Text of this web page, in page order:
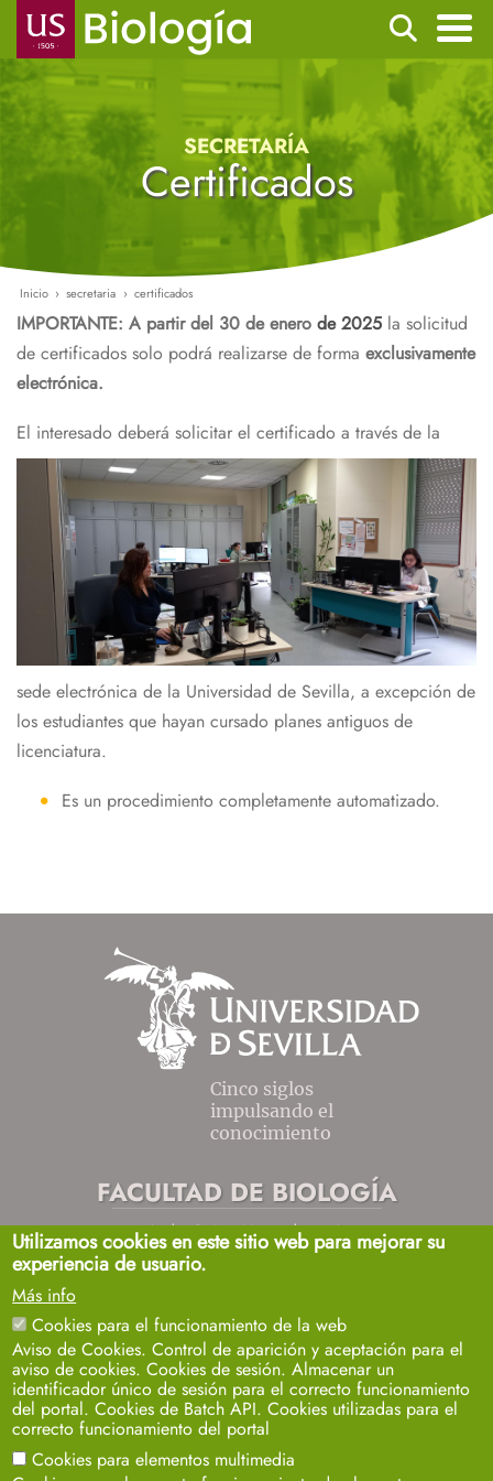
Pasar
contenido
principal
Buscar
Navegación
principal
SECRETARÍA
Certificados
Ruta
de
navegación
Inicio secretaria certificados
IMPORTANTE: A partir del 30 de enero de 2025 la solicitud
de certificados solo podrá realizarse de forma exclusivamente
electrónica.
El interesado deberá solicitar el certificado a través de la
sede electrónica de la Universidad de Sevilla, a excepción de
los estudiantes que hayan cursado planes antiguos de
licenciatura.
Es un procedimiento completamente automatizado.
Cinco siglos
impulsando el
conocimiento
FACULTAD DE BIOLOGÍA
Avda. Reina Mercedes, s/n
Sevilla 41012.
Aviso legal Protección de datos
Utilizamos cookies en este sitio web para mejorar su
experiencia de usuario.
Más info
Cookies para el funcionamiento de la web
Aviso de Cookies. Control de aparición y aceptación para el
aviso de cookies. Cookies de sesión. Almacenar un
identificador único de sesión para el correcto funcionamiento
del portal. Cookies de Batch API. Cookies utilizadas para el
correcto funcionamiento del portal
Cookies para elementos multimedia